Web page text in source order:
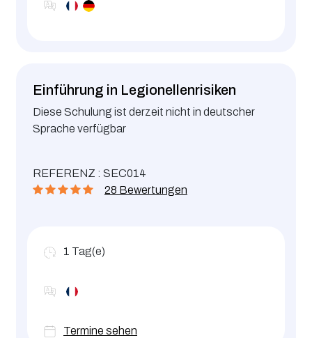
Einführung in Legionellenrisiken
Diese Schulung ist derzeit nicht in deutscher
Sprache verfügbar
REFERENZ : SEC014
28 Bewertungen
1 Tag(e)
Termine sehen